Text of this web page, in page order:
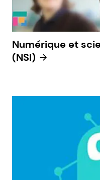
Numérique et
(NSI)